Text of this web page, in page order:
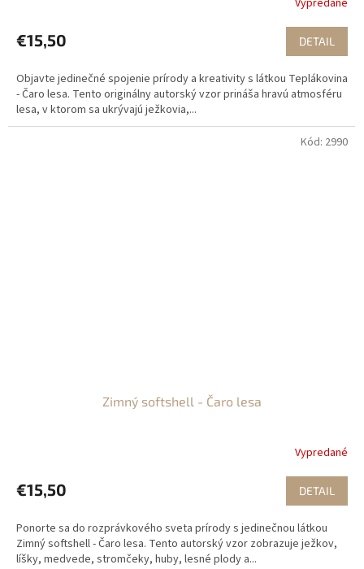
€15,50 DETAIL
Objavte jedinečné spojenie prírody a kreativity s látkou Teplákovina
- Čaro lesa. Tento originálny autorský vzor prináša hravú atmosféru
lesa, v ktorom sa ukrývajú ježkovia,...
Zimný softshell - Čaro lesa
Vypredané
€15,50 DETAIL
Ponorte sa do rozprávkového sveta prírody s jedinečnou látkou
Zimný softshell - Čaro lesa. Tento autorský vzor zobrazuje ježkov,
líšky, medvede, stromčeky, huby, lesné plody a...
Kód: 2990